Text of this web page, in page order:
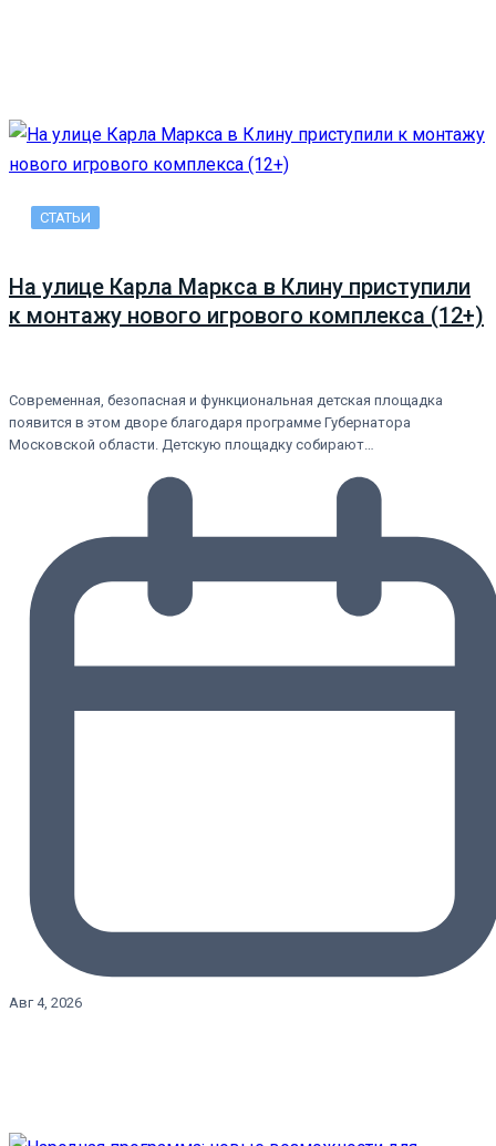
СТАТЬИ
На улице Карла Маркса в Клину приступили
к монтажу нового игрового комплекса (12+)
Современная, безопасная и функциональная детская площадка
появится в этом дворе благодаря программе Губернатора
Московской области. Детскую площадку собирают…
Авг 4, 2026